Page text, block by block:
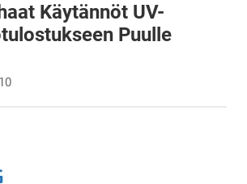
Käytännöt UV-
Puulle